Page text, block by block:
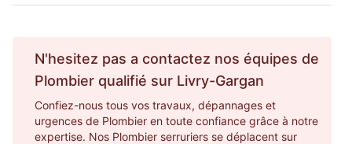
N'hesitez pas a contactez nos équipes de
Plombier qualifié sur Livry-Gargan
Confiez-nous tous vos travaux, dépannages et
urgences de Plombier en toute confiance grâce à notre
expertise. Nos Plombier serruriers se déplacent sur